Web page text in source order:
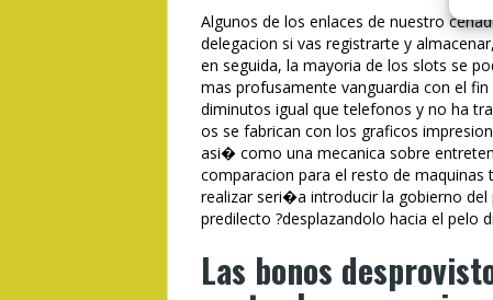
Algunos de los enlaces de nuestro
delegacion si vas registrarte y
en seguida, la mayoria de los slots se
mas profusamente vanguardia con el
diminutos igual que telefonos y no ha
os se fabrican con los graficos
asi� como una mecanica sobre
comparacion para el resto de
realizar seri�a introducir la gobierno
predilecto ?desplazandolo hacia el pelo
Las bonos